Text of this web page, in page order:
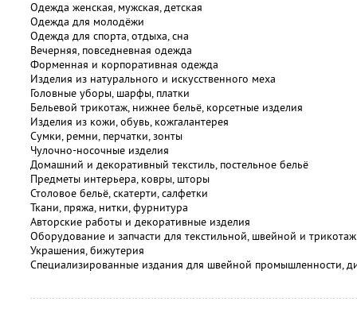
Одежда женская, мужская, детская
Одежда для молодёжи
Одежда для спорта, отдыха, сна
Вечерняя, повседневная одежда
Форменная и корпоративная одежда
Изделия из натурального и искусственного меха
Головные уборы, шарфы, платки
Бельевой трикотаж, нижнее бельё, корсетные изделия
Изделия из кожи, обувь, кожгалантерея
Сумки, ремни, перчатки, зонты
Чулочно-носочные изделия
Домашний и декоративный текстиль, постельное бельё
Предметы интерьера, ковры, шторы
Столовое бельё, скатерти, салфетки
Ткани, пряжа, нитки, фурнитура
Авторские работы и декоративные изделия
Оборудование и запчасти для текстильной, швейной и
Украшения, бижутерия
Специализированные издания для швейной промышленности,